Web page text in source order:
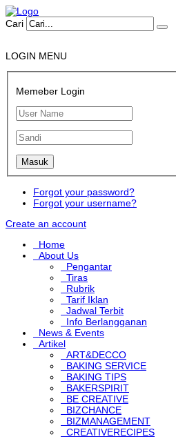
Cari
LOGIN MENU
Memeber Login
Forgot your password?
Forgot your username?
Create an account
Home
About Us
Pengantar
Tiras
Rubrik
Tarif Iklan
Jadwal Terbit
Info Berlangganan
News & Events
Artikel
ART&DECCO
BAKING SERVICE
BAKING TIPS
BAKERSPIRIT
BE CREATIVE
BIZCHANCE
BIZMANAGEMENT
CREATIVERECIPES